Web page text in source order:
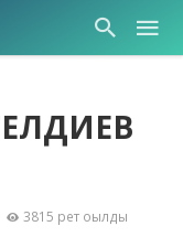
3815 рет оқылды